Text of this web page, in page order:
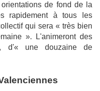
de fond de la
rapidement à tous les
qui sera « très bien
». L'animeront des
d'« une douzaine de